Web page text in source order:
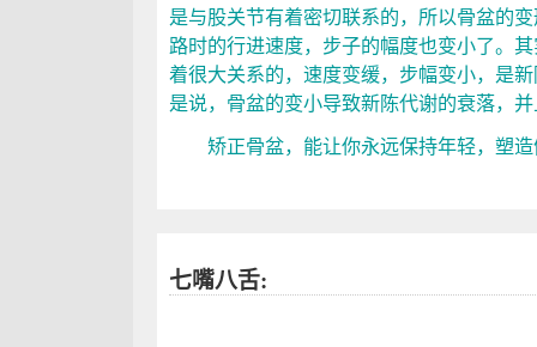
是与股关节有着密切联系的，所以骨盆的
路时的行进速度，步子的幅度也变小了。
着很大关系的，速度变缓，步幅变小，是
是说，骨盆的变小导致新陈代谢的衰落，
矫正骨盆，能让你永远保持年轻，塑造
七嘴八舌: